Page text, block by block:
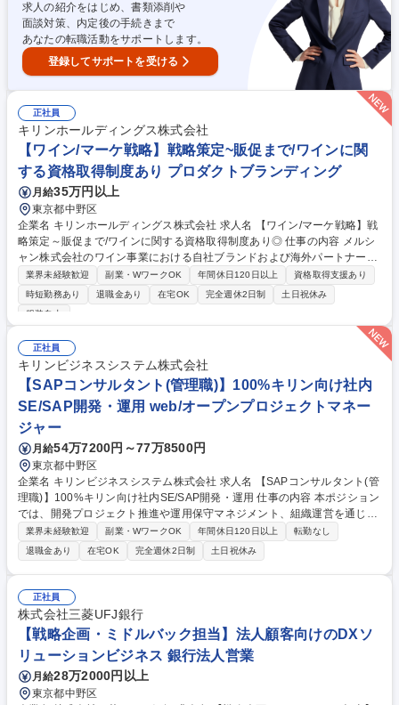
ーケティング】酒類・飲料の既存ブランドの育成/川上～川下まで
求人の紹介をはじめ、書類添削や
面談対策、内定後の手続きまで
あなたの転職活動をサポートします。
登録してサポートを受ける
正社員
キリンホールディングス株式会社
【ワイン/マーケ戦略】戦略策定~販促まで/ワインに関
する資格取得制度あり プロダクトブランディング
月給35万円以上
東京都中野区
企業名 キリンホールディングス株式会社 求人名 【ワイン/マーケ戦略】戦
略策定～販促まで/ワインに関する資格取得制度あり◎ 仕事の内容 メルシ
ャン株式会社のワイン事業における自社ブランドおよび海外パートナーブ
ランドの、日本市場における戦略的なブランドマネジメント全般を主導し
ていただきます。商品開発～PR設計まで一貫して行います。 ■リサーチチ
ーム等のサポートのもと、市場、競合分析に基づく戦略シナリオ策定 ■自
連携）■輸入ブランドにおける主要ワインブランドの商品導入計画・実行
■営業部門や広告代理店を巻き込んだ店頭販促・プロモーションの立案と
実行（店頭が主、ブランドによりATL一部あり）※商品企画の上流からお
客様に届ける下流まで、全体をマネジメントします 募集職種 【ワイン/マ
ーケ戦略】戦略策定～販促まで/ワインに関する資格取得制度あり◎
業界未経験歓迎 副業・WワークOK 年間休日120日以上
資格取得支援あり
時短勤務あり
退職金あり 在宅OK 完全週休2日制
土日祝休み
服装自由
正社員
キリンビジネスシステム株式会社
【SAPコンサルタント(管理職)】100%キリン向け社内
SE/SAP開発・運用 web/オープンプロジェクトマネー
ジャー
月給54万7200円～77万8500円
東京都中野区
企業名 キリンビジネスシステム株式会社 求人名 【SAPコンサルタント(管
理職)】100%キリン向け社内SE/SAP開発・運用 仕事の内容 本ポジション
では、開発プロジェクト推進や運用保守マネジメント、組織運営を通じ
て、キリングループの価値創造に貢献いただくことを期待しています。 ・
組織マネジメント（メンバー育成・評価・目標管理・体制運営） ・基幹シ
ステム領域における開発プロジェクト推進支援（PMO） ・事業部門や関
係部門との折衝および課題検討・解決支援 ・システム運用保守に関するマ
ネジメントおよび改善推進 募集職種 【SAPコンサルタント(管理職)】10
0%キリン向け社内SE/SAP開発・運用
業界未経験歓迎 副業・WワークOK 年間休日120日以上
転勤なし
退職金あり
在宅OK 完全週休2日制 土日祝休み
正社員
株式会社三菱UFJ銀行
【戦略企画・ミドルバック担当】法人顧客向けのDXソ
リューションビジネス 銀行法人営業
月給28万2000円以上
東京都中野区